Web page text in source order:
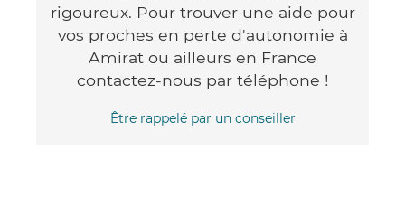
rigoureux. Pour trouver une aide pour
vos proches en perte d'autonomie à
Amirat ou ailleurs en France
contactez-nous par téléphone !
Être rappelé par un conseiller